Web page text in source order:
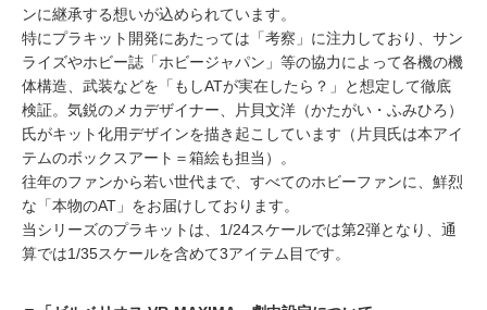
ンに継承する想いが込められています。
特にプラキット開発にあたっては「考察」に注力しており、サン
ライズやホビー誌「ホビージャパン」等の協力によって各機の機
体構造、武装などを「もしATが実在したら？」と想定して徹底
検証。気鋭のメカデザイナー、片貝文洋（かたがい・ふみひろ）
氏がキット化用デザインを描き起こしています（片貝氏は本アイ
テムのボックスアート＝箱絵も担当）。
往年のファンから若い世代まで、すべてのホビーファンに、鮮烈
な「本物のAT」をお届けしております。
当シリーズのプラキットは、1/24スケールでは第2弾となり、通
算では1/35スケールを含めて3アイテム目です。